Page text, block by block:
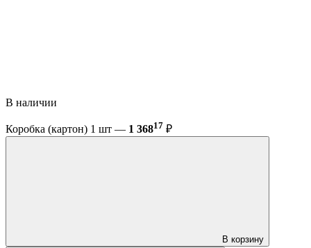
В наличии
Коробка (картон) 1 шт — 1 36817 ₽
В корзину